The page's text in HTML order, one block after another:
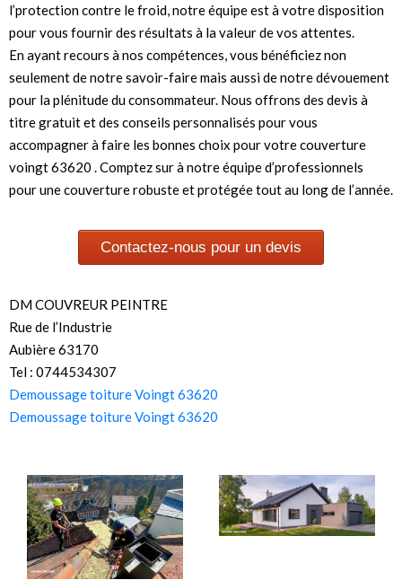
l’protection contre le froid, notre équipe est à votre disposition
pour vous fournir des résultats à la valeur de vos attentes.
En ayant recours à nos compétences, vous bénéficiez non
seulement de notre savoir-faire mais aussi de notre dévouement
pour la plénitude du consommateur. Nous offrons des devis à
titre gratuit et des conseils personnalisés pour vous
accompagner à faire les bonnes choix pour votre couverture
voingt 63620 . Comptez sur à notre équipe d’professionnels
pour une couverture robuste et protégée tout au long de l’année.
Contactez-nous pour un devis
DM COUVREUR PEINTRE
Rue de l’Industrie
Aubière 63170
Tel : 0744534307
Demoussage toiture Voingt 63620
Demoussage toiture Voingt 63620